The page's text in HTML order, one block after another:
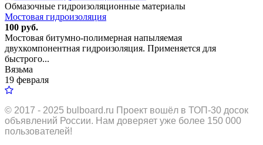
Обмазочные гидроизоляционные материалы
Мостовая гидроизоляция
100 руб.
Мостовая битумно-полимерная напыляемая
двухкомпонентная гидроизоляция. Применяется для
быстрого...
Вязьма
19 февраля
© 2017 - 2025 bulboard.ru Проект вошёл в ТОП-30 досок
объявлений России. Нам доверяет уже более 150 000
пользователей!